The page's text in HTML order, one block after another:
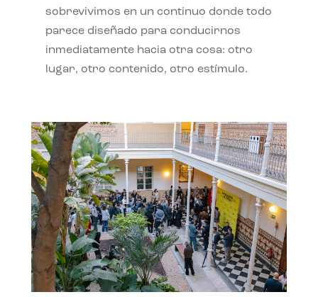
sobrevivimos en un continuo donde todo
parece diseñado para conducirnos
inmediatamente hacia otra cosa: otro
lugar, otro contenido, otro estímulo.